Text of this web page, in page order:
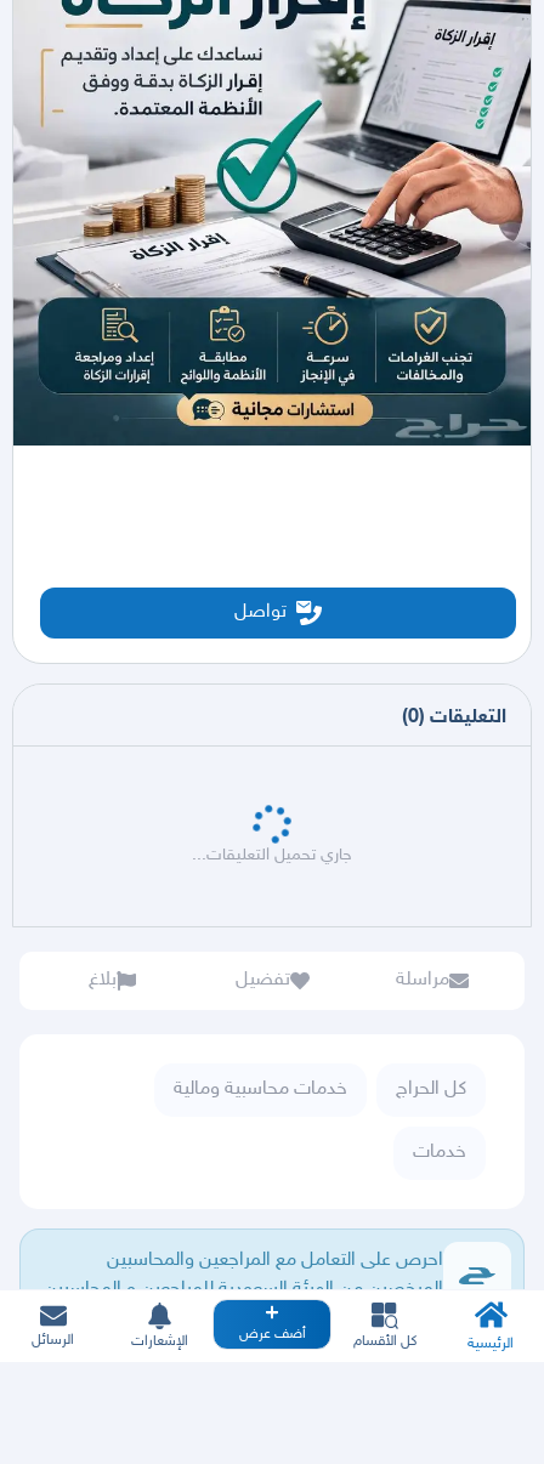
تواصل
التعليقات (
0
)
جاري تحميل التعليقات...
مراسلة تفضيل بلاغ
كل الحراج خدمات محاسبية ومالية
خدمات
احرص على التعامل مع المراجعين والمحاسبين
المرخصين من الهيئة السعودية للمراجعين و المحاسبين
الرئيسية كل الأقسام أضف عرض الإشعارات الرسائل